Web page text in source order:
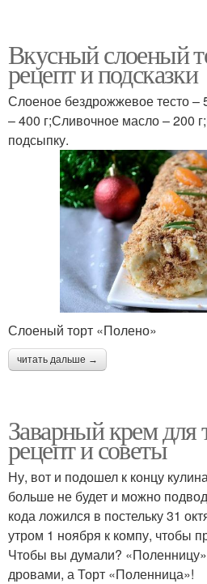
Вкусный слоеный
рецепт и подсказки
Слоеное бездрожжевое тесто –
– 400 г;Сливочное масло – 200
подсыпку.
Слоеный торт «Полено»
читать дальше →
Заварный крем для
рецепт и советы
Ну, вот и подошел к концу
больше не будет и можно
кода ложился в постельку 31
утром 1 ноября к компу, чтобы
Чтобы вы думали?
дровами, а Торт «Поленница»!